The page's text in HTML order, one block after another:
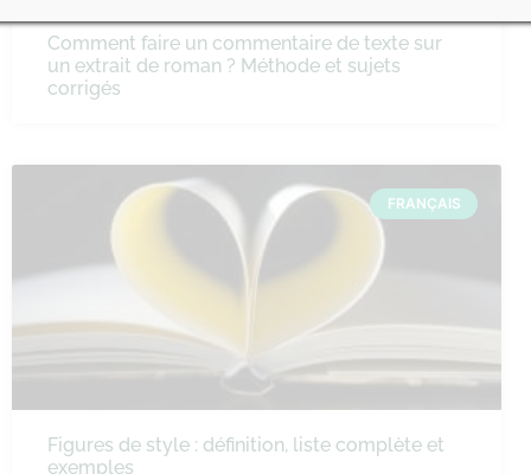
Comment faire un commentaire de texte sur
un extrait de roman ? Méthode et sujets
corrigés
FRANÇAIS
Figures de style : définition, liste complète et
exemples